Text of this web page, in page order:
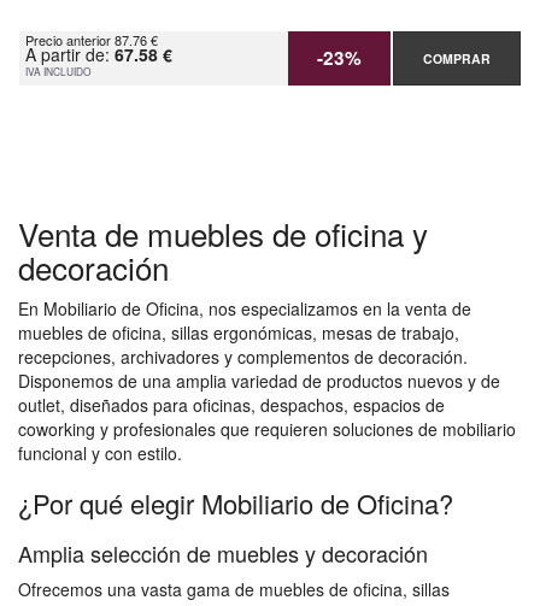
Precio anterior 87.76 €
A partir de: 67.58 €
IVA INCLUIDO -23% COMPRAR
Venta de muebles de oficina y
decoración
En Mobiliario de Oficina, nos especializamos en la venta de
muebles de oficina, sillas ergonómicas, mesas de trabajo,
recepciones, archivadores y complementos de decoración.
Disponemos de una amplia variedad de productos nuevos y de
outlet, diseñados para oficinas, despachos, espacios de
coworking y profesionales que requieren soluciones de mobiliario
funcional y con estilo.
¿Por qué elegir Mobiliario de Oficina?
Amplia selección de muebles y decoración
Ofrecemos una vasta gama de muebles de oficina, sillas